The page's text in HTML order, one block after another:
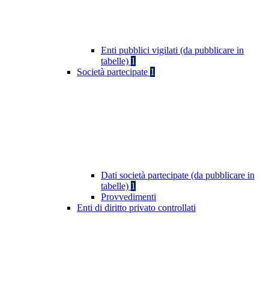
Enti pubblici vigilati (da pubblicare in
tabelle) 1
Società partecipate 1
Dati società partecipate (da pubblicare in
tabelle) 1
Provvedimenti
Enti di diritto privato controllati